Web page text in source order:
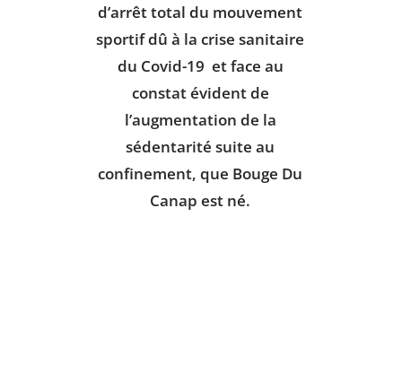
d’arrêt total du mouvement
sportif dû à la crise sanitaire
du Covid-19 et face au
constat évident de
l’augmentation de la
sédentarité suite au
confinement, que Bouge Du
Canap est né.